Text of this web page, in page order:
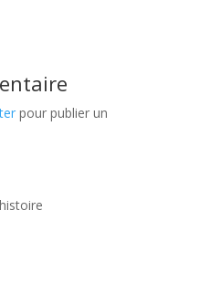
pour publier un